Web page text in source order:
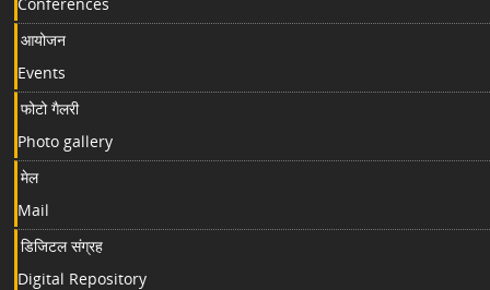
आयोजन
Events
फोटो गैलरी
Photo gallery
मेल
Mail
डिजिटल संग्रह
Digital Repository